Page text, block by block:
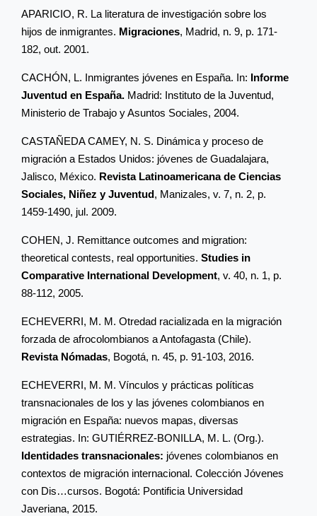
APARICIO, R. La literatura de investigación sobre los
hijos de inmigrantes. Migraciones, Madrid, n. 9, p. 171-
182, out. 2001.
CACHÓN, L. Inmigrantes jóvenes en España. In: Informe
Juventud en España. Madrid: Instituto de la Juventud,
Ministerio de Trabajo y Asuntos Sociales, 2004.
CASTAÑEDA CAMEY, N. S. Dinámica y proceso de
migración a Estados Unidos: jóvenes de Guadalajara,
Jalisco, México. Revista Latinoamericana de Ciencias
Sociales, Niñez y Juventud, Manizales, v. 7, n. 2, p.
1459-1490, jul. 2009.
COHEN, J. Remittance outcomes and migration:
theoretical contests, real opportunities. Studies in
Comparative International Development, v. 40, n. 1, p.
88-112, 2005.
ECHEVERRI, M. M. Otredad racializada en la migración
forzada de afrocolombianos a Antofagasta (Chile).
Revista Nómadas, Bogotá, n. 45, p. 91-103, 2016.
ECHEVERRI, M. M. Vínculos y prácticas políticas
transnacionales de los y las jóvenes colombianos en
migración en España: nuevos mapas, diversas
estrategias. In: GUTIÉRREZ-BONILLA, M. L. (Org.).
Identidades transnacionales: jóvenes colombianos en
contextos de migración internacional. Colección Jóvenes
con Dis…cursos. Bogotá: Pontificia Universidad
Javeriana, 2015.